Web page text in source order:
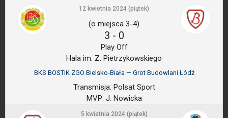
12 kwietnia 2024 (piątek)
(o miejsca 3-4)
3 - 0
Play Off
Hala im. Z. Pietrzykowskiego
BKS BOSTIK ZGO Bielsko-Biała — Grot Budowlani Łódź
Transmisja: Polsat Sport
MVP: J. Nowicka
5 kwietnia 2024 (piątek)